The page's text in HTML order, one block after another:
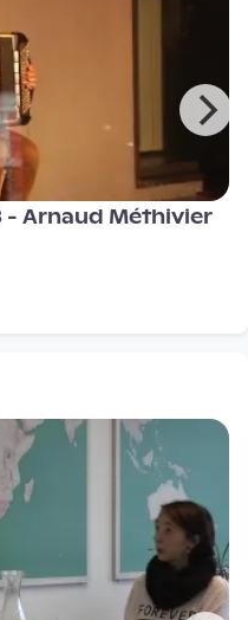
- Arnaud Méthivier